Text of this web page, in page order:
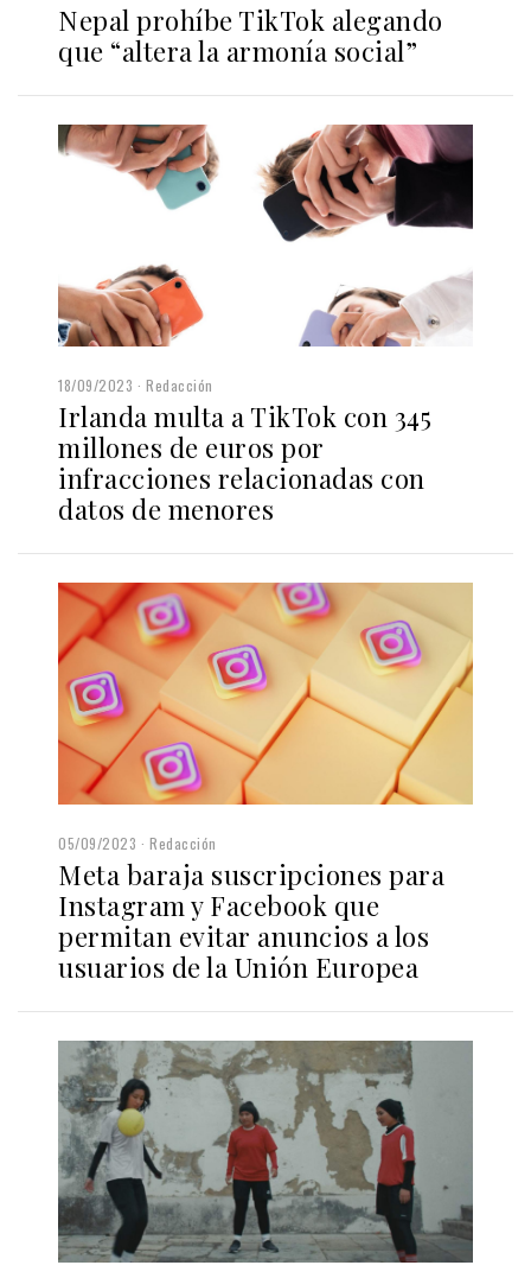
Nepal prohíbe TikTok alegando
que “altera la armonía social”
18/09/2023 Redacción
Irlanda multa a TikTok con 345
millones de euros por
infracciones relacionadas con
datos de menores
05/09/2023 Redacción
Meta baraja suscripciones para
Instagram y Facebook que
permitan evitar anuncios a los
usuarios de la Unión Europea